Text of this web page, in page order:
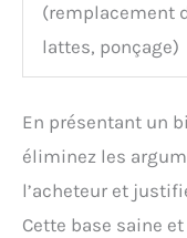
(remplacement
lattes, ponçage)
En présentant un
éliminez les
l’acheteur et
Cette base saine